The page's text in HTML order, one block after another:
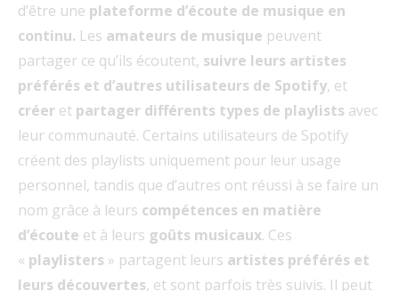
d’être une plateforme d’écoute de musique en
continu. Les amateurs de musique peuvent
partager ce qu’ils écoutent, suivre leurs artistes
préférés et d’autres utilisateurs de Spotify, et
créer et partager différents types de playlists avec
leur communauté. Certains utilisateurs de Spotify
créent des playlists uniquement pour leur usage
personnel, tandis que d’autres ont réussi à se faire un
nom grâce à leurs compétences en matière
d’écoute et à leurs goûts musicaux. Ces
« playlisters » partagent leurs artistes préférés et
leurs découvertes, et sont parfois très suivis. Il peut